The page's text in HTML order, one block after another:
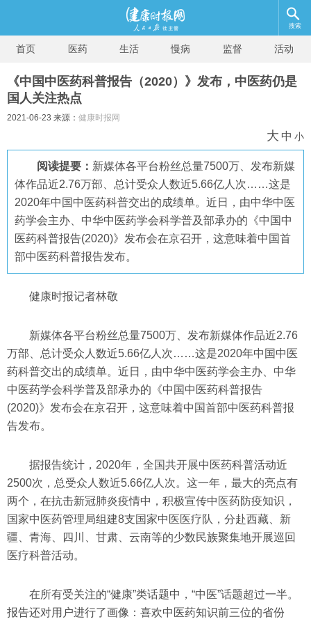
搜索
首页 医药 生活 慢病 监督 活动
《中国中医药科普报告（2020）》发布，中医药仍是
国人关注热点
2021-06-23 来源： 健康时报网
大 中 小
阅读提要： 新媒体各平台粉丝总量7500万、发布新媒
体作品近2.76万部、总计受众人数近5.66亿人次……这是
2020年中国中医药科普交出的成绩单。近日，由中华中医
药学会主办、中华中医药学会科学普及部承办的《中国中
医药科普报告(2020)》发布会在京召开，这意味着中国首
部中医药科普报告发布。
健康时报记者林敬
新媒体各平台粉丝总量7500万、发布新媒体作品近2.76
万部、总计受众人数近5.66亿人次……这是2020年中国中医
药科普交出的成绩单。近日，由中华中医药学会主办、中华
中医药学会科学普及部承办的《中国中医药科普报告
(2020)》发布会在京召开，这意味着中国首部中医药科普报
告发布。
据报告统计，2020年，全国共开展中医药科普活动近
2500次，总受众人数近5.66亿人次。这一年，最大的亮点有
两个，在抗击新冠肺炎疫情中，积极宣传中医药防疫知识，
国家中医药管理局组建8支国家中医医疗队，分赴西藏、新
疆、青海、四川、甘肃、云南等的少数民族聚集地开展巡回
医疗科普活动。
在所有受关注的“健康”类话题中，“中医”话题超过一半。
报告还对用户进行了画像：喜欢中医药知识前三位的省份